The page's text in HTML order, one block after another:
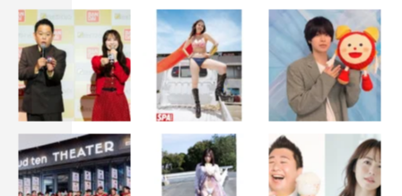
ドを聞かれた清水は「去年高校を卒業したんですが、今制
服の人って皆年下なんだって気がついて…恐怖です」と話
すと、隣に立つ佐藤からギロリと鋭い目線が向けられた。
桐山は「出かける時に携帯を忘れて取りに行くと、次は
鍵を忘れる。どんどん忘れものをする自分が怖い…」と告
白。佐藤は「私はすごくお酒を飲むんですけど、起きて気
づくと財布にお金がなくて領収書だらけ」と衝撃のエピソ